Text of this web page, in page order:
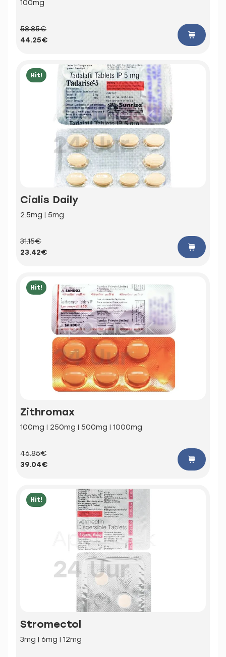
100mg
58.85€
44.25€
Hit!
Cialis Daily
2.5mg | 5mg
31.15€
23.42€
Hit!
Zithromax
100mg | 250mg | 500mg | 1000mg
46.85€
39.04€
Hit!
Stromectol
3mg | 6mg | 12mg